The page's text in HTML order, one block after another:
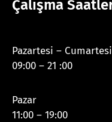
Çalışma
Pazartesi – Cumartesi
09:00 – 21 :00
Pazar
11:00 – 19:00